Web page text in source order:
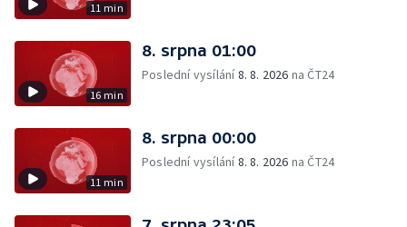
11 min
16 min
8. srpna 01:00
Poslední vysílání8. 8. 2026 na ČT24
11 min
8. srpna 00:00
Poslední vysílání8. 8. 2026 na ČT24